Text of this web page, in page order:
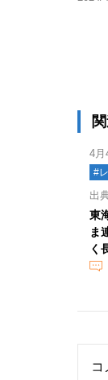
4月
#
出
東
ま
く
コ